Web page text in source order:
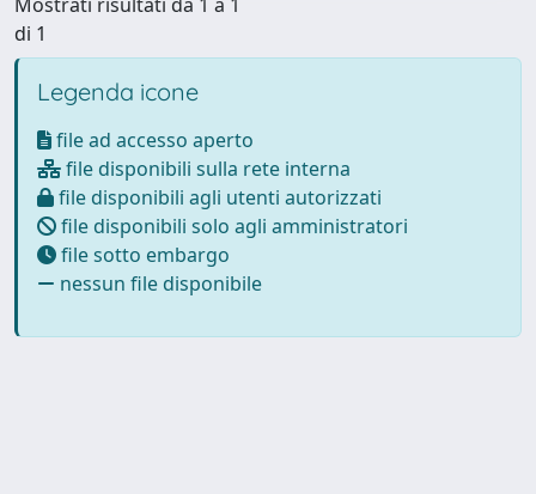
di 1
Legenda icone
file ad accesso aperto
file disponibili sulla rete interna
file disponibili agli utenti autorizzati
file disponibili solo agli amministratori
file sotto embargo
nessun file disponibile